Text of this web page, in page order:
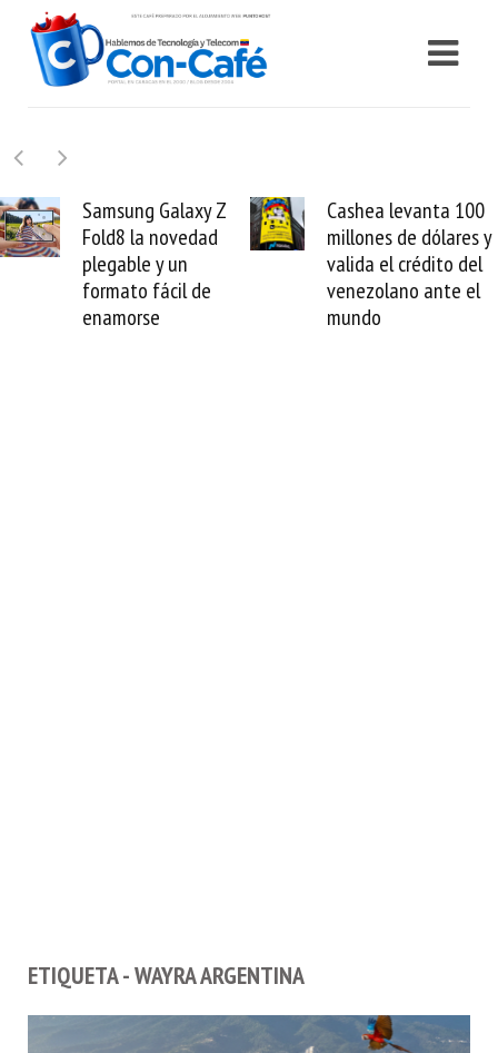
Z
Cashea levanta 100
millones de dólares y
valida el crédito del
venezolano ante el
mundo
El buque Wave
Sentinel
reparación del
cable de
ETIQUETA - WAYRA ARGENTINA